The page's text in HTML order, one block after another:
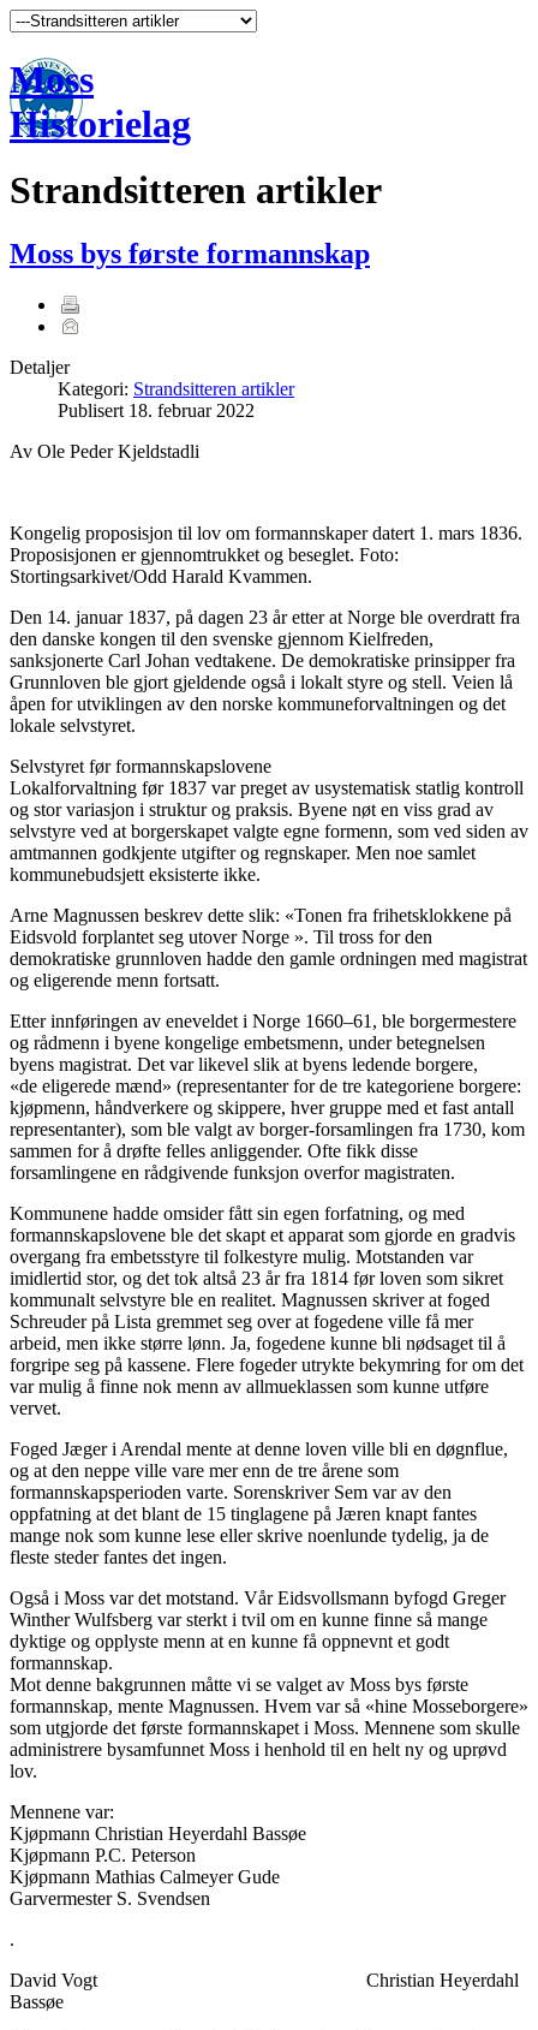
Moss
Historielag
Strandsitteren artikler
Moss bys første formannskap
Detaljer
Kategori: Strandsitteren artikler
Publisert 18. februar 2022
Av Ole Peder Kjeldstadli
Kongelig proposisjon til lov om formannskaper datert 1. mars 1836.
Proposisjonen er gjennomtrukket og beseglet. Foto:
Stortingsarkivet/Odd Harald Kvammen.
Den 14. januar 1837, på dagen 23 år etter at Norge ble overdratt fra
den danske kongen til den svenske gjennom Kielfreden,
sanksjonerte Carl Johan vedtakene. De demokratiske prinsipper fra
Grunnloven ble gjort gjeldende også i lokalt styre og stell. Veien lå
åpen for utviklingen av den norske kommuneforvaltningen og det
lokale selvstyret.
Selvstyret før formannskapslovene
Lokalforvaltning før 1837 var preget av usystematisk statlig kontroll
og stor variasjon i struktur og praksis. Byene nøt en viss grad av
selvstyre ved at borgerskapet valgte egne formenn, som ved siden av
amtmannen godkjente utgifter og regnskaper. Men noe samlet
kommunebudsjett eksisterte ikke.
Arne Magnussen beskrev dette slik: «Tonen fra frihetsklokkene på
Eidsvold forplantet seg utover Norge ». Til tross for den
demokratiske grunnloven hadde den gamle ordningen med magistrat
og eligerende menn fortsatt.
Etter innføringen av eneveldet i Norge 1660–61, ble borgermestere
og rådmenn i byene kongelige embetsmenn, under betegnelsen
byens magistrat. Det var likevel slik at byens ledende borgere,
«de eligerede mænd» (representanter for de tre kategoriene borgere:
kjøpmenn, håndverkere og skippere, hver gruppe med et fast antall
representanter), som ble valgt av borger-forsamlingen fra 1730, kom
sammen for å drøfte felles anliggender. Ofte fikk disse
forsamlingene en rådgivende funksjon overfor magistraten.
Kommunene hadde omsider fått sin egen forfatning, og med
formannskapslovene ble det skapt et apparat som gjorde en gradvis
overgang fra embetsstyre til folkestyre mulig. Motstanden var
imidlertid stor, og det tok altså 23 år fra 1814 før loven som sikret
kommunalt selvstyre ble en realitet. Magnussen skriver at foged
Schreuder på Lista gremmet seg over at fogedene ville få mer
arbeid, men ikke større lønn. Ja, fogedene kunne bli nødsaget til å
forgripe seg på kassene. Flere fogeder utrykte bekymring for om det
var mulig å finne nok menn av allmueklassen som kunne utføre
vervet.
Foged Jæger i Arendal mente at denne loven ville bli en døgnflue,
og at den neppe ville vare mer enn de tre årene som
formannskapsperioden varte. Sorenskriver Sem var av den
oppfatning at det blant de 15 tinglagene på Jæren knapt fantes
mange nok som kunne lese eller skrive noenlunde tydelig, ja de
fleste steder fantes det ingen.
Også i Moss var det motstand. Vår Eidsvollsmann byfogd Greger
Winther Wulfsberg var sterkt i tvil om en kunne finne så mange
dyktige og opplyste menn at en kunne få oppnevnt et godt
formannskap.
Mot denne bakgrunnen måtte vi se valget av Moss bys første
formannskap, mente Magnussen. Hvem var så «hine Mosseborgere»
som utgjorde det første formannskapet i Moss. Mennene som skulle
administrere bysamfunnet Moss i henhold til en helt ny og uprøvd
lov.
Mennene var:
Kjøpmann Christian Heyerdahl Bassøe
Kjøpmann P.C. Peterson
Kjøpmann Mathias Calmeyer Gude
Garvermester S. Svendsen
.
David Vogt Christian Heyerdahl
Bassøe